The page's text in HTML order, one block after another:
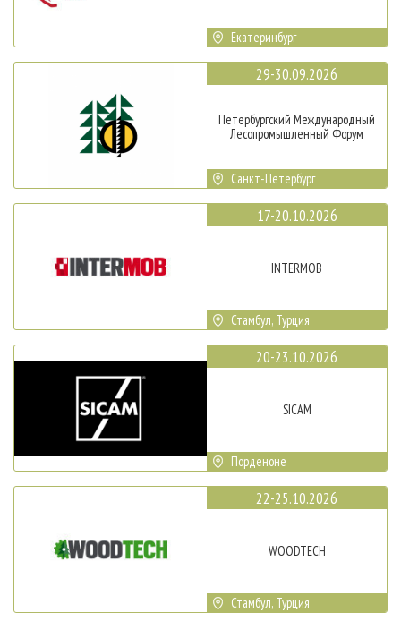
Екатеринбург
29-30.09.2026
Петербургский Международный
Лесопромышленный Форум
Санкт-Петербург
17-20.10.2026
INTERMOB
Стамбул, Турция
20-23.10.2026
SICAM
Порденоне
22-25.10.2026
WOODTECH
Стамбул, Турция